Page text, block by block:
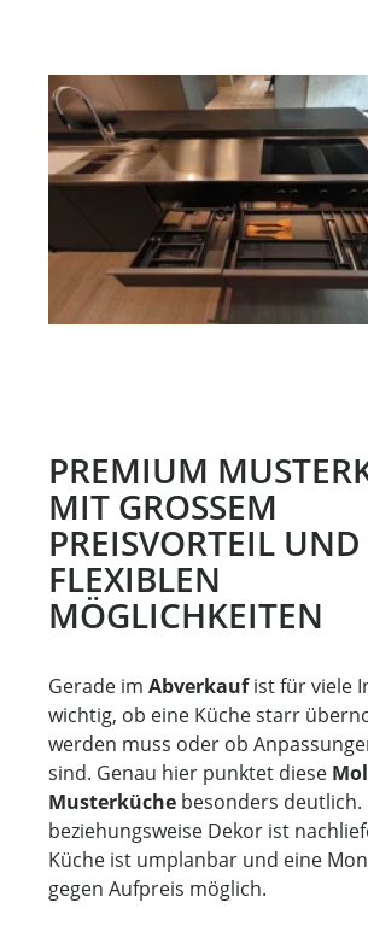
PREMIUM
MIT GROSSEM P
REISVORTEIL UND F
LEXIBLEN M
ÖGLICHKEITEN
Gerade im Abverkaufist für viele
wichtig, ob eine Küche starr
werden muss oder ob
sind. Genau hier punktet diese
Musterküche besonders deutlich.
beziehungsweise Dekor ist
Küche ist umplanbar und eine
gegen Aufpreis möglich.